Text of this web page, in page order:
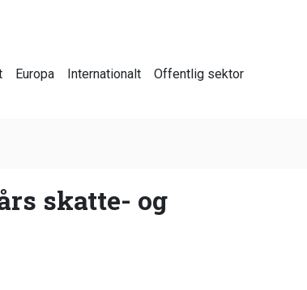
Europa Internationalt Offentlig sektor
skatte- og